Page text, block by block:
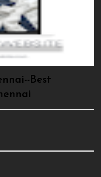
Best